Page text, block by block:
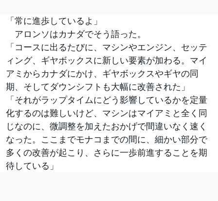
「常に進歩しているよ」
アロンソはカナダでそう語った。
「コースに出るたびに、マシンやエンジン、セッテ
ィング、ギヤボックスに新しい要素が加わる。マイ
アミからカナダにかけ、ギヤボックスやギヤの同
期、そしてダウンシフトも大幅に改善された」
「それがラップタイムにどう影響しているかを定量
化するのは難しいけど、マシンはマイアミと全く同
じなのに、微調整を加えたおかげで間違いなく速く
なった。ここまでモナコまでの間に、細かい部分で
多くの改善が起こり、さらに一歩前進することを期
待している」